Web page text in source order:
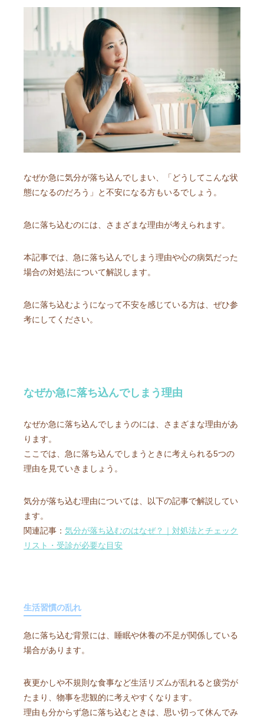
なぜか急に気分が落ち込んでしまい、「どうしてこんな状
態になるのだろう」と不安になる方もいるでしょう。
急に落ち込むのには、さまざまな理由が考えられます。
本記事では、急に落ち込んでしまう理由や心の病気だった
場合の対処法について解説します。
急に落ち込むようになって不安を感じている方は、ぜひ参
考にしてください。
なぜか急に落ち込んでしまう理由
なぜか急に落ち込んでしまうのには、さまざまな理由があ
ります。
ここでは、急に落ち込んでしまうときに考えられる5つの
理由を見ていきましょう。
気分が落ち込む理由については、以下の記事で解説してい
ます。
関連記事： 気分が落ち込むのはなぜ？｜対処法とチェック
リスト・受診が必要な目安
生活習慣の乱れ
急に落ち込む背景には、睡眠や休養の不足が関係している
場合があります。
夜更かしや不規則な食事など生活リズムが乱れると疲労が
たまり、物事を悲観的に考えやすくなります。
理由も分からず急に落ち込むときは、思い切って休んでみ